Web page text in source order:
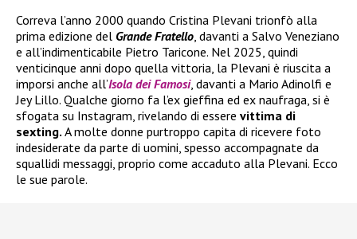
Correva l’anno 2000 quando Cristina Plevani trionfò alla
prima edizione del Grande Fratello , davanti a Salvo Veneziano
e all’indimenticabile Pietro Taricone. Nel 2025, quindi
venticinque anni dopo quella vittoria, la Plevani è riuscita a
imporsi anche all’Isola dei Famosi, davanti a Mario Adinolfi e
Jey Lillo. Qualche giorno fa l’ex gieffina ed ex naufraga, si è
sfogata su Instagram, rivelando di essere vittima di
sexting. A molte donne purtroppo capita di ricevere foto
indesiderate da parte di uomini, spesso accompagnate da
squallidi messaggi, proprio come accaduto alla Plevani. Ecco
le sue parole.